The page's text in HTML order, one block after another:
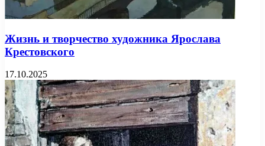
Жизнь и творчество художника Ярослава
Крестовского
17.10.2025